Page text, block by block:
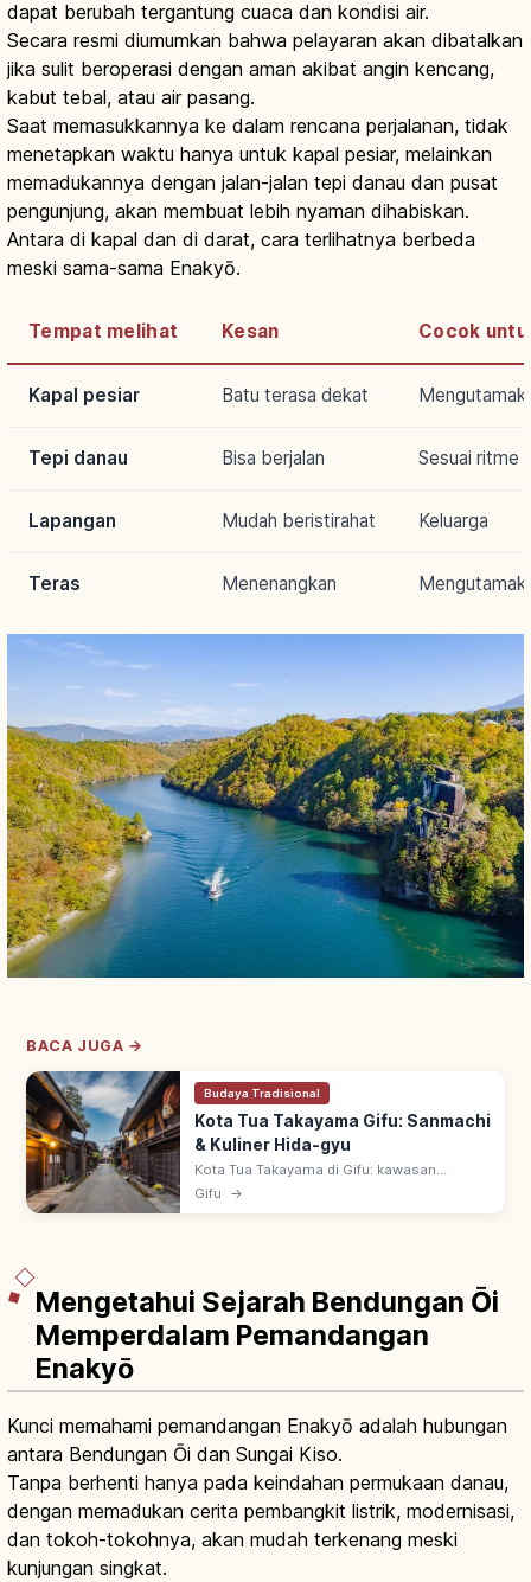
dapat berubah tergantung cuaca dan kondisi air.
Secara resmi diumumkan bahwa pelayaran akan dibatalkan
jika sulit beroperasi dengan aman akibat angin kencang,
kabut tebal, atau air pasang.
Saat memasukkannya ke dalam rencana perjalanan, tidak
menetapkan waktu hanya untuk kapal pesiar, melainkan
memadukannya dengan jalan-jalan tepi danau dan pusat
pengunjung, akan membuat lebih nyaman dihabiskan.
Antara di kapal dan di darat, cara terlihatnya berbeda
meski sama-sama Enakyō.
Tempat melihat Kesan Cocok
Kapal pesiar Batu terasa dekat
Tepi danau Bisa berjalan Sesuai ritme
Lapangan Mudah beristirahat Keluarga
Teras Menenangkan
BACA JUGA →
Budaya Tradisional
Kota Tua Takayama Gifu: Sanmachi
& Kuliner Hida-gyu
Kota Tua Takayama di Gifu: kawasan
pelestarian bangunan tradisional zaman
Gifu →
Mengetahui Sejarah Bendungan Ōi
Memperdalam Pemandangan
Enakyō
Kunci memahami pemandangan Enakyō adalah hubungan
antara Bendungan Ōi dan Sungai Kiso.
Tanpa berhenti hanya pada keindahan permukaan danau,
dengan memadukan cerita pembangkit listrik, modernisasi,
dan tokoh-tokohnya, akan mudah terkenang meski
kunjungan singkat.